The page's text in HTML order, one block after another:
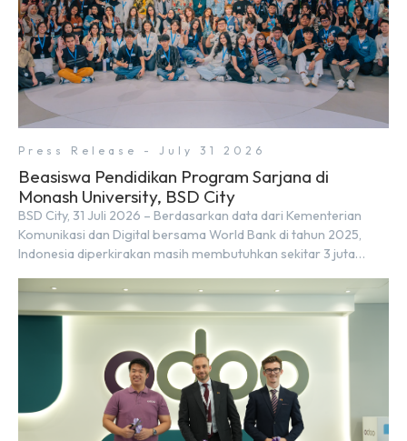
Press Release - July 31 2026
Beasiswa Pendidikan Program Sarjana di
Monash University, BSD City
BSD City, 31 Juli 2026 – Berdasarkan data dari Kementerian
Komunikasi dan Digital bersama World Bank di tahun 2025,
Indonesia diperkirakan masih membutuhkan sekitar 3 juta
tenaga digital baru setiap tahunnya untuk mendukung
percepatan transformasi digital di berbagai sektor strategis.
Kebutuhan tersebut menjadikan pengembangan sumber daya